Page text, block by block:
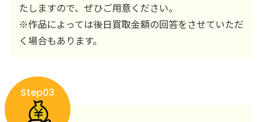
たしますので、ぜひご用意ください。
※作品によっては後日買取金額の回答をさせていただ
く場合もあります。
Step03